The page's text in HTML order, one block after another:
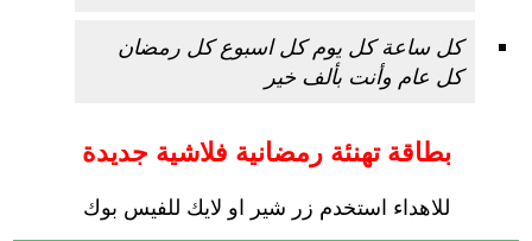
كل ساعة كل يوم كل اسبوع كل رمضان
كل عام وأنت بألف خير
بطاقة تهنئة رمضانية فلاشية جديدة
للاهداء استخدم زر شير او لايك للفيس بوك